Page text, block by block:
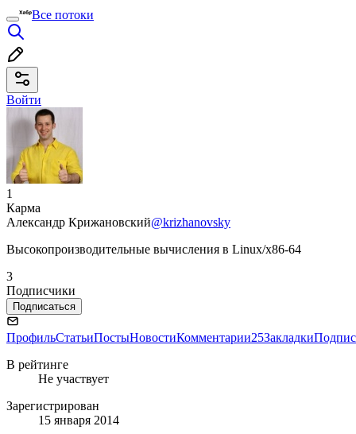
Все потоки
Войти
1
Карма
Александр Крижановский@krizhanovsky
Высокопроизводительные вычисления в Linux/x86-64
3
Подписчики
Подписаться
ПрофильСтатьиПостыНовостиКомментарии25Закладки
В рейтинге
Не участвует
Зарегистрирован
15 января 2014